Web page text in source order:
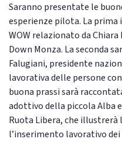
Saranno presentate le
esperienze pilota. La
WOW relazionato da Chiara
Down Monza. La seconda
Falugiani, presidente
lavorativa delle persone
buona prassi sarà
adottivo della piccola Alba
Ruota Libera, che illustrerà
l’inserimento lavorativo